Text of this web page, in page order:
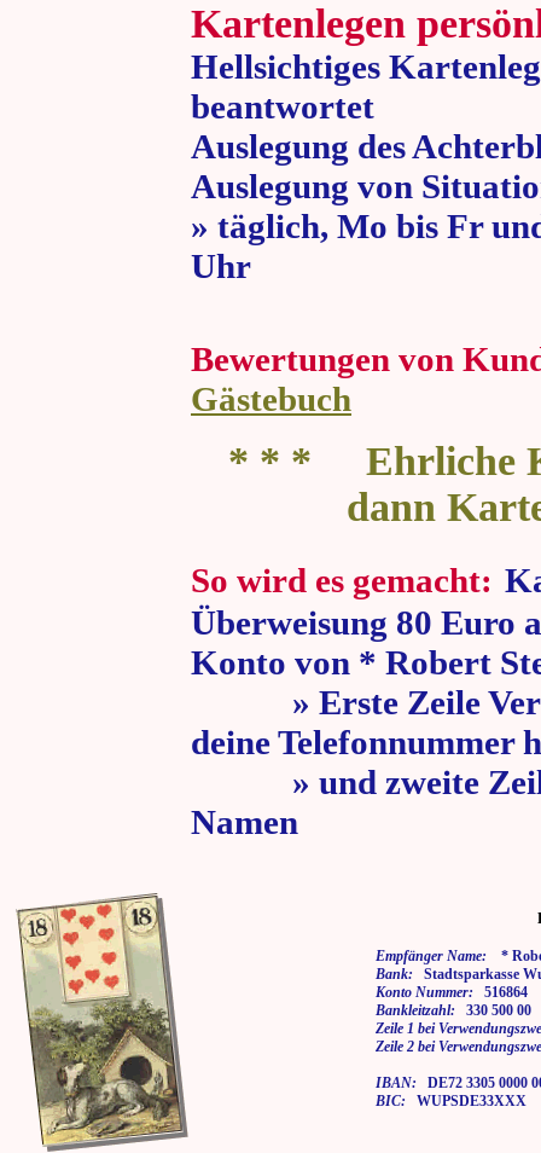
Kartenlegen
Hellsichtiges
beantwortet
Auslegung des
Auslegung von
» täglich, Mo bis Fr
Uhr » 80
Bewertungen von
Gästebuch
* * * Ehrliche
dann
So wird es gemacht:
Überweisung 80 Euro
Konto von * Robert
» Erste Zeile
deine Telefonnummer
» und zweite Zeile
Namen
Empfänger Name: *
Bank: Stadtsparkasse
Konto Nummer: 516864
Bankleitzahl: 330 500 00
Zeile 1 bei
Zeile 2 bei
IBAN: DE72 3305 0000
BIC: WUPSDE33XXX